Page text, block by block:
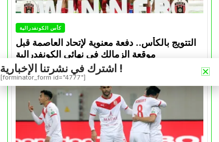
كأس الكونفدرالية
التتويج بالكأس.. دفعة معنوية لإتحاد العاصمة قبل
موقعة الزمالك في نهائي الكونفدرالية
Avril 30, 2026 اشترك في نشرتنا الإخبارية !
[forminator_form id="4777"]